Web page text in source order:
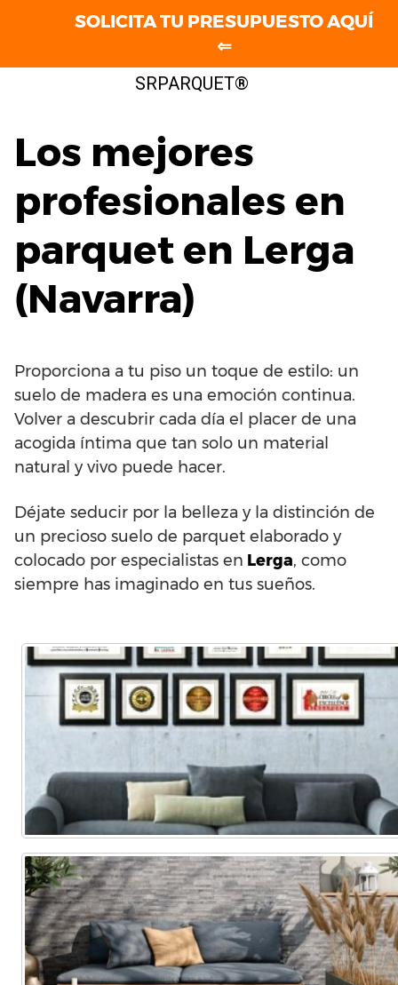
SRPARQUET®
Los mejores
profesionales en
parquet en Lerga
(Navarra)
Proporciona a tu piso un toque de estilo: un
suelo de madera es una emoción continua.
Volver a descubrir cada día el placer de una
acogida íntima que tan solo un material
natural y vivo puede hacer.
Déjate seducir por la belleza y la distinción de
un precioso suelo de parquet elaborado y
colocado por especialistas en Lerga, como
siempre has imaginado en tus sueños.
SOLICITA TU PRESUPUESTO AQUÍ
⇐